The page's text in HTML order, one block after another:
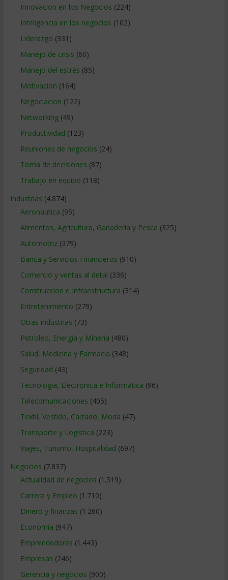
Innovacion en los Negocios (224)
Inteligencia en los negocios (102)
Liderazgo (331)
Manejo de crisis (60)
Manejo del estrés (85)
Motivacion (164)
Negociacion (122)
Networking(49)
Productividad (123)
Reuniones de negocios (24)
Toma de decisiones (87)
Trabajo en equipo (118)
Industrias (4.874)
Aeronautica (95)
Alimentos, Agricultura, Ganaderia y Pesca (325)
Automotriz(379)
Banca y Servicios Financieros (910)
Comercio y ventas al detal (336)
Construccion e Infraestructura (314)
Entretenimiento (279)
Otras industrias (73)
Petroleo, Energia y Mineria (480)
Salud, Medicina y Farmacia (348)
Seguridad (43)
Tecnologia, Electronica e Informatica (96)
Telecomunicaciones (405)
Textil, Vestido, Calzado, Moda (47)
Transporte y Logistica (223)
Viajes, Turismo, Hospitalidad (697)
Negocios (7.837)
Actualidad de negocios (1.519)
Carrera y Empleo (1.710)
Dinero y finanzas (1.260)
Economía (947)
Emprendedores (1.443)
Empresas (246)
Gerencia y negocios (900)